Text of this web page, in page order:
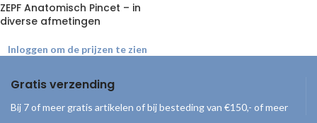
ZEPF Anatomisch Pincet – in
diverse afmetingen
Inloggen om de prijzen te zien
Gratis verzending
Bij 7 of meer gratis artikelen of bij besteding van €150,- of meer